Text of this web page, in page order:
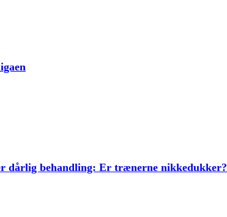
dårlig behandling: Er trænerne nikkedukker?